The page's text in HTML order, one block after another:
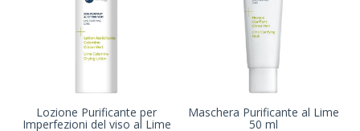
Lozione Purificante per
Imperfezioni del viso al Lime
Maschera Purificante al Lime
50 ml